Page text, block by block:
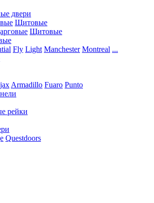
двери
Щитовые
Щитовые
Fly Light Manchester Montreal ...
Armadillo Fuaro Punto
рейки
Questdoors